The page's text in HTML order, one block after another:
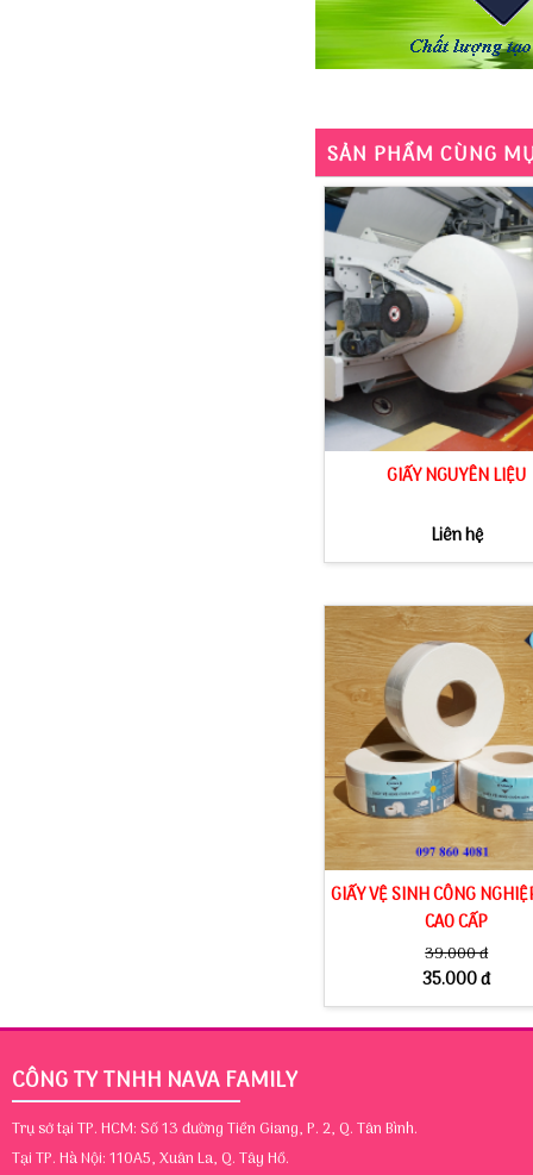
SẢN PHẨM CÙNG
GIẤY NGUYÊN LIỆU
Liên hệ
GIẤY VỆ SINH CÔNG
CAO CẤP
39.000 đ
35.000 đ
CÔNG TY TNHH NAVA FAMILY
Trụ sở tại TP. HCM: Số 13 đường Tiền Giang, P. 2, Q. Tân Bình.
Tại TP. Hà Nội: 110A5, Xuân La, Q. Tây Hồ.